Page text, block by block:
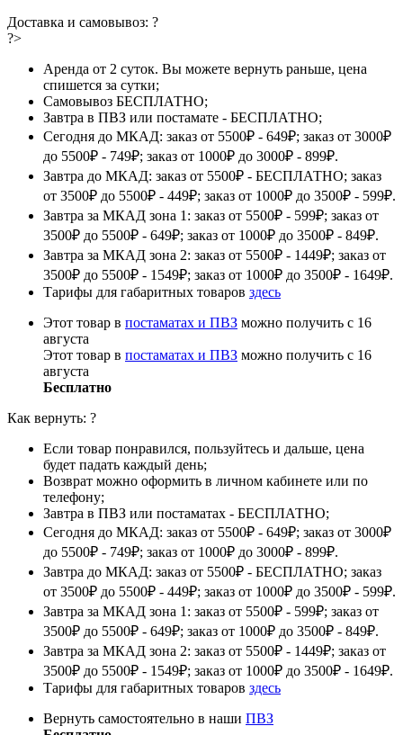
Доставка и самовывоз: ?
?>
Аренда от 2 суток. Вы можете вернуть раньше, цена
спишется за сутки;
Самовывоз БЕСПЛАТНО;
Завтра в ПВЗ или постамате - БЕСПЛАТНО;
Сегодня до МКАД: заказ от 5500₽ - 649₽; заказ от 3000₽
до 5500₽ - 749₽; заказ от 1000₽ до 3000₽ - 899₽.
Завтра до МКАД: заказ от 5500₽ - БЕСПЛАТНО; заказ
от 3500₽ до 5500₽ - 449₽; заказ от 1000₽ до 3500₽ - 599₽.
Завтра за МКАД зона 1: заказ от 5500₽ - 599₽; заказ от
3500₽ до 5500₽ - 649₽; заказ от 1000₽ до 3500₽ - 849₽.
Завтра за МКАД зона 2: заказ от 5500₽ - 1449₽; заказ от
3500₽ до 5500₽ - 1549₽; заказ от 1000₽ до 3500₽ - 1649₽.
Тарифы для габаритных товаров здесь
Этот товар в постаматах и ПВЗ можно получить с 16
августа
Этот товар в постаматах и ПВЗ можно получить с 16
августа
Бесплатно
Как вернуть: ?
Если товар понравился, пользуйтесь и дальше, цена
будет падать каждый день;
Возврат можно оформить в личном кабинете или по
телефону;
Завтра в ПВЗ или постаматах - БЕСПЛАТНО;
Сегодня до МКАД: заказ от 5500₽ - 649₽; заказ от 3000₽
до 5500₽ - 749₽; заказ от 1000₽ до 3000₽ - 899₽.
Завтра до МКАД: заказ от 5500₽ - БЕСПЛАТНО; заказ
от 3500₽ до 5500₽ - 449₽; заказ от 1000₽ до 3500₽ - 599₽.
Завтра за МКАД зона 1: заказ от 5500₽ - 599₽; заказ от
3500₽ до 5500₽ - 649₽; заказ от 1000₽ до 3500₽ - 849₽.
Завтра за МКАД зона 2: заказ от 5500₽ - 1449₽; заказ от
3500₽ до 5500₽ - 1549₽; заказ от 1000₽ до 3500₽ - 1649₽.
Тарифы для габаритных товаров здесь
Вернуть самостоятельно в наши ПВЗ